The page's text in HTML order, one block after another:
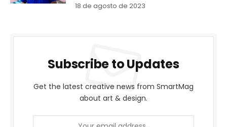
18 de agosto de 2023
Subscribe to Updates
Get the latest creative news from SmartMag
about art & design.